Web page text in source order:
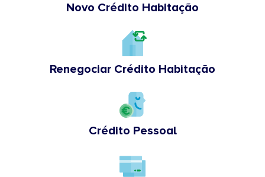
Novo Crédito Habitação
Renegociar Crédito Habitação
Crédito Pessoal